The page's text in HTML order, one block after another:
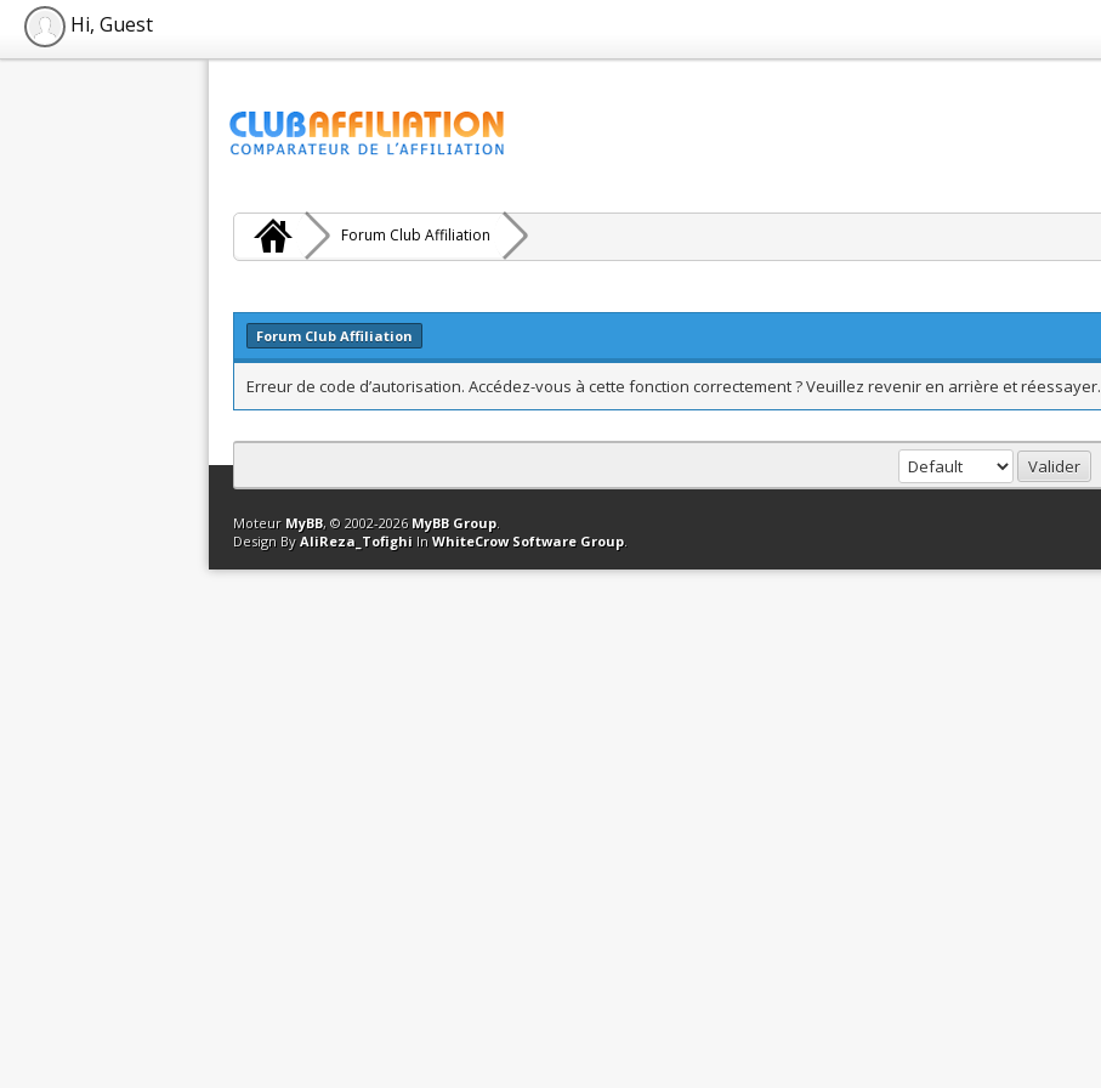
Hi, Guest
Forum Club Affiliation
Forum Club Affiliation
Erreur de code d’autorisation. Accédez-vous à cette fonction correctement ? Veuillez revenir en arrière et réessayer.
Contact Club Affiliation Retourner en haut Version bas-débit (Archivé) Syndication RSS
Moteur MyBB, © 2002-2026 MyBB Group.
Design By AliReza_Tofighi In WhiteCrow Software Group.